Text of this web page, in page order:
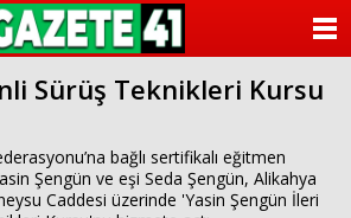
Sürüş Teknikleri Kursu
bağlı sertifikalı eğitmen
Şengün ve eşi Seda Şengün, Alikahya
Caddesi üzerinde 'Yasin Şengün İleri
KATEGORİLER
ANKETLER